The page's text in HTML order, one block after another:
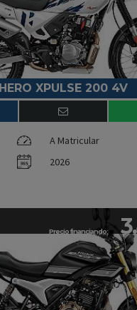
HERO XPULSE 200 4V
A Matricular
2026
Precio financiando: